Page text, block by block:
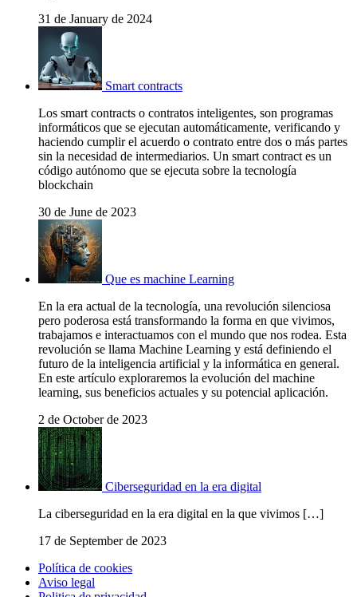
31 de January de 2024
Smart contracts
Los smart contracts o contratos inteligentes, son programas
informáticos que se ejecutan automáticamente, verificando y
haciendo cumplir el acuerdo o contrato entre dos o más partes
sin la necesidad de intermediarios. Un smart contract es un
código autónomo que se ejecuta sobre la tecnología
blockchain
30 de June de 2023
Que es machine Learning
En la era actual de la tecnología, una revolución silenciosa
pero poderosa está transformando la forma en que vivimos,
trabajamos e interactuamos con el mundo que nos rodea. Esta
revolución se llama Machine Learning y está definiendo el
futuro de la inteligencia artificial y la informática en general.
En este artículo exploraremos la evolución del machine
learning, sus beneficios actuales y su potencial aplicación.
2 de October de 2023
Ciberseguridad en la era digital
La ciberseguridad en la era digital en la que vivimos […]
17 de September de 2023
Política de cookies
Aviso legal